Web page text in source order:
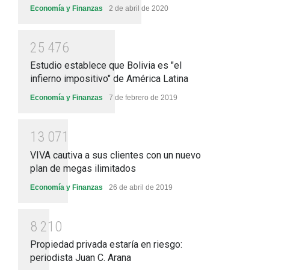
Economía y Finanzas 2 de abril de 2020
25 476
Estudio establece que Bolivia es "el
infierno impositivo" de América Latina
Economía y Finanzas 7 de febrero de 2019
1 3 071
VIVA cautiva a sus clientes con un nuevo
plan de megas ilimitados
Economía y Finanzas 26 de abril de 2019
8 21 0
Propiedad privada estaría en riesgo:
periodista Juan C. Arana